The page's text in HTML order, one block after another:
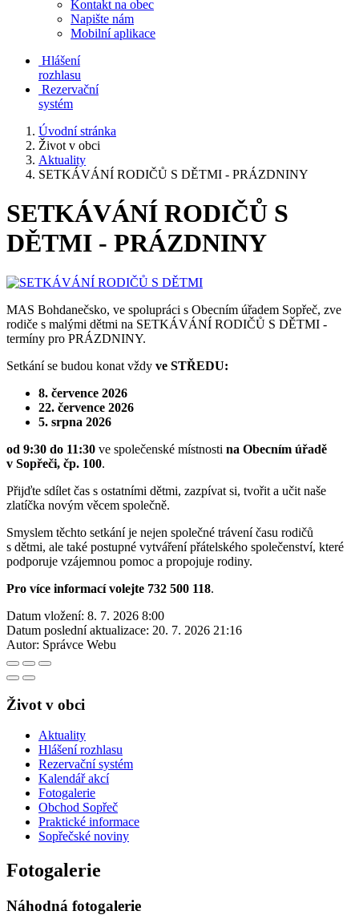
Kontakt na obec
Napište nám
Mobilní aplikace
Hlášení
rozhlasu
Rezervační
systém
Úvodní stránka
Život v obci
Aktuality
SETKÁVÁNÍ RODIČŮ S DĚTMI - PRÁZDNINY
SETKÁVÁNÍ RODIČŮ S
DĚTMI - PRÁZDNINY
MAS Bohdanečsko, ve spolupráci s Obecním úřadem Sopřeč, zve
rodiče s malými dětmi na SETKÁVÁNÍ RODIČŮ S DĚTMI -
termíny pro PRÁZDNINY.
Setkání se budou konat vždy ve STŘEDU:
8. července 2026
22. července 2026
5. srpna 2026
od 9:30 do 11:30 ve společenské místnosti na Obecním úřadě
v Sopřeči, čp. 100.
Přijďte sdílet čas s ostatními dětmi, zazpívat si, tvořit a učit naše
zlatíčka novým věcem společně.
Smyslem těchto setkání je nejen společné trávení času rodičů
s dětmi, ale také postupné vytváření přátelského společenství, které
podporuje vzájemnou pomoc a propojuje rodiny.
Pro více informací volejte 732 500 118.
Datum vložení: 8. 7. 2026 8:00
Datum poslední aktualizace: 20. 7. 2026 21:16
Autor: Správce Webu
Život v obci
Aktuality
Hlášení rozhlasu
Rezervační systém
Kalendář akcí
Fotogalerie
Obchod Sopřeč
Praktické informace
Sopřečské noviny
Fotogalerie
Náhodná fotogalerie